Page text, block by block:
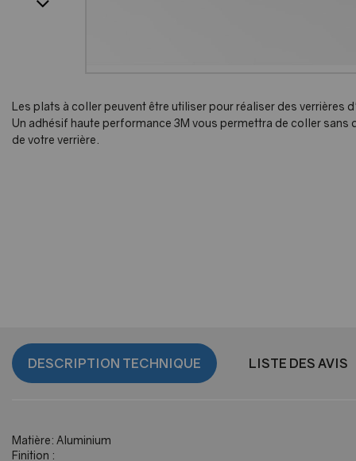
Les plats à coller peuvent être utiliser pour réaliser des verrières
Un adhésif haute performance 3M vous permettra de coller
de votre verrière.
DESCRIPTION TECHNIQUE LISTE DES AVIS
Matière: Aluminium
Finition :